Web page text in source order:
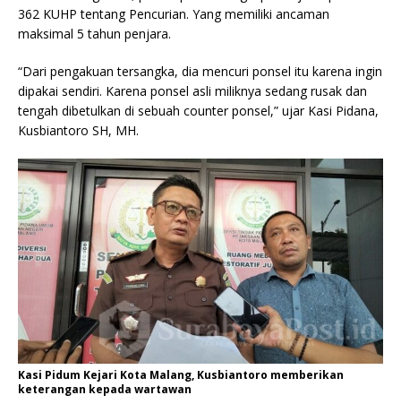
362 KUHP tentang Pencurian. Yang memiliki ancaman
maksimal 5 tahun penjara.
“Dari pengakuan tersangka, dia mencuri ponsel itu karena ingin
dipakai sendiri. Karena ponsel asli miliknya sedang rusak dan
tengah dibetulkan di sebuah counter ponsel,” ujar Kasi Pidana,
Kusbiantoro SH, MH.
Kasi Pidum Kejari Kota Malang, Kusbiantoro memberikan
keterangan kepada wartawan